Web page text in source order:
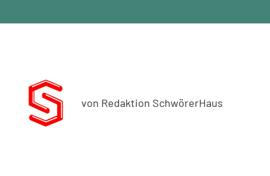
von Redaktion SchwörerHaus